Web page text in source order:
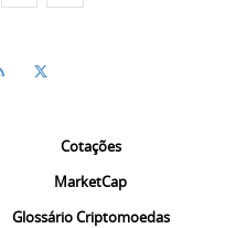
Cotações
MarketCap
Glossário Criptomoedas